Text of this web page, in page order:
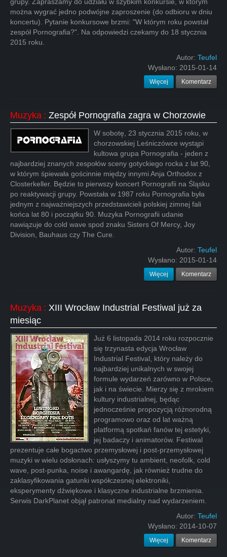
można wygrać jedno podwójne zaproszenie (do odbioru w dniu
koncertu). Pytanie konkursowe brzmi: "W którym roku powstał
zespół Pornografia?". Na odpowiedzi czekamy do 18 stycznia
2015 roku.
Autor: Teufel
Wysłano: 2015-01-14
Więcej Komentarz
Muzyka : Zespół Pornografia zagra w Chorzowie
W sobotę, 23 stycznia 2015 roku, w
chorzowskiej Leśniczówce wystąpi
kultowa grupa Pornografia - jeden z
najbardziej znanych zespołów sceny gotyckiego rocka z lat 90,
w którym śpiewała gościnnie między innymi Anja Orthodox z
Closterkeller. Będzie to pierwszy koncert Pornografii na Śląsku
po reaktywacji grupy. Powstała w 1987 roku Pornografia była
jednym z najważniejszych przedstawicieli polskiej zimnej fali
końca lat 80 i początku 90. Muzyka Pornografii udanie
nawiązuje do cold wave spod znaku Sisters Of Mercy, Joy
Division, Bauhaus czy The Cure.
Autor: Teufel
Wysłano: 2015-01-14
Więcej Komentarz
Muzyka : XIII Wrocław Industrial Festiwal już za
miesiąc
Już 6 listopada 2014 roku rozpocznie
się trzynasta edycja Wrocław
Industrial Festival, który należy do
najbardziej unikalnych w swojej
formule wydarzeń zarówno w Polsce,
jak i na świecie. Mierzy się z mrokiem
kultury industrialnej, będąc
jednocześnie propozycją różnorodną
programowo oraz od lat ważną
platformą spotkań fanów tej estetyki,
jej badaczy i animatorów. Festiwal
prezentuje całe bogactwo przemysłowej i post-przemysłowej
muzyki w wielu odsłonach: usłyszymy tu ambient, neofolk, cold
wave, post-punka, noise i awangardę, jak również trudne do
zaklasyfikowania gatunki współczesnej elektroniki,
eksperymenty dźwiękowe i klasyczne industrialne brzmienia.
Serwis DarkPlanet objął patronat medialny nad wydarzeniem.
Autor: Teufel
Wysłano: 2014-10-07
Więcej Komentarz